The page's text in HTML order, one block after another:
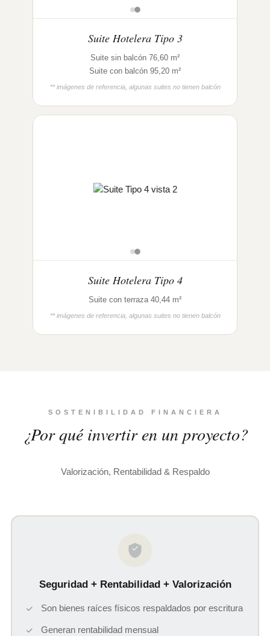
Suite Hotelera Tipo 3
Suite sin balcón 76,60 m²
Suite con balcón 95,20 m²
** imágenes de referencia, algunas suites no tienen balcón
Suite Hotelera Tipo 4
Suite con terraza 40,44 m²
** imágenes de referencia, algunas suites no tienen balcón
SOSTENIBILIDAD FINANCIERA
¿Por qué invertir en un proyecto?
Valorización, Rentabilidad & Respaldo
Seguridad + Rentabilidad + Valorización
Son bienes raíces físicos respaldados por escritura
Generan rentabilidad mensual